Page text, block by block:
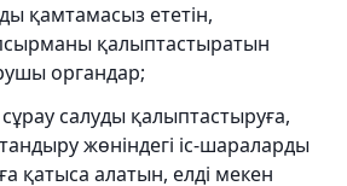
қамтамасыз ететін,
қалыптастыратын
органдар;
салуды қалыптастыруға,
жөніндегі іс-шараларды
қатыса алатын, елді мекен